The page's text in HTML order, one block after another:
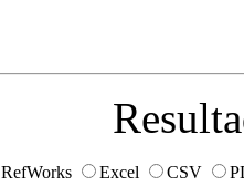
RefWorks Excel CSV